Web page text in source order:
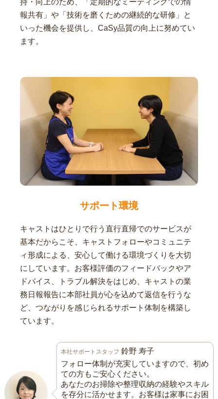
持・向上のため、「定期的なミーティングでの情
報共有」や「技術を磨くための継続的な研修」と
いった機会を提供し、CaSy品質の向上に努めてい
ます。
サポート環境
キャストはひとりで行う直行直帰でのサービスが
基本だからこそ、キャストフォローやコミュニテ
ィ形成による、安心して働ける環境づくりを大切
にしています。お客様評価のフィードバックやア
ドバイス、トラブル解決をはじめ、キャストの業
務日報報告に本部社員が心を込めて返信を行うな
ど、つながりを感じられるサポート体制を構築し
ています。
本社サポートスタッフ 鈴野 寿子
フォロー体制が充実していますので、初め
ての方もご安心ください。
あなたのお掃除や整理収納の経験やスキル
を存分に活かせます。お客様は家事にお困